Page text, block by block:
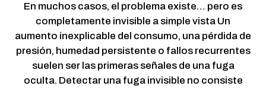
En muchos casos, el problema existe… pero es
completamente invisible a simple vista Un
aumento inexplicable del consumo, una pérdida de
presión, humedad persistente o fallos recurrentes
suelen ser las primeras señales de una fuga
oculta. Detectar una fuga invisible no consiste